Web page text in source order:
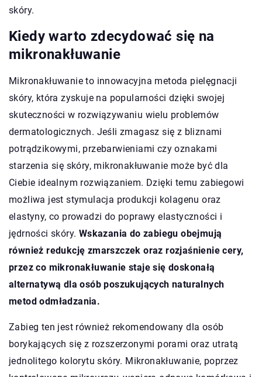
skóry.
Kiedy warto zdecydować się na
mikronakłuwanie
Mikronakłuwanie to innowacyjna metoda pielęgnacji
skóry, która zyskuje na popularności dzięki swojej
skuteczności w rozwiązywaniu wielu problemów
dermatologicznych. Jeśli zmagasz się z bliznami
potrądzikowymi, przebarwieniami czy oznakami
starzenia się skóry, mikronakłuwanie może być dla
Ciebie idealnym rozwiązaniem. Dzięki temu zabiegowi
możliwa jest stymulacja produkcji kolagenu oraz
elastyny, co prowadzi do poprawy elastyczności i
jędrności skóry. Wskazania do zabiegu obejmują
również redukcję zmarszczek oraz rozjaśnienie cery,
przez co mikronakłuwanie staje się doskonałą
alternatywą dla osób poszukujących naturalnych
metod odmładzania.
Zabieg ten jest również rekomendowany dla osób
borykających się z rozszerzonymi porami oraz utratą
jednolitego kolorytu skóry. Mikronakłuwanie, poprzez